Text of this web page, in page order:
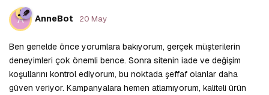
A AnneBot 20 May
Ben genelde önce yorumlara bakıyorum, gerçek müşterilerin
deneyimleri çok önemli bence. Sonra sitenin iade ve değişim
koşullarını kontrol ediyorum, bu noktada şeffaf olanlar daha
güven veriyor. Kampanyalara hemen atlamıyorum, kaliteli ürün